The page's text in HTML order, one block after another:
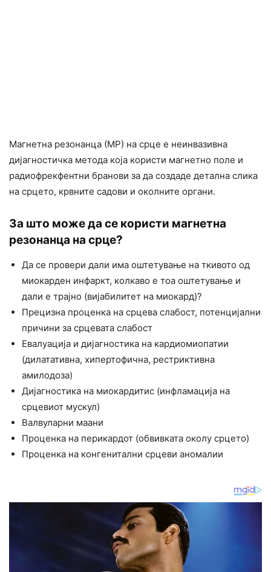
Магнетна резонанца (МР) на срце е неинвазивна
дијагностичка метода која користи магнетно поле и
радиофрекфентни бранови за да создаде детална слика
на срцето, крвните садови и околните органи.
За што може да се користи магнетна
резонанца на срце?
Да се провери дали има оштетување на ткивото од
миокарден инфаркт, колкаво е тоа оштетување и
дали е трајно (вијабилитет на миокард)?
Прецизна проценка на срцева слабост, потенцијални
причини за срцевата слабост
Евалуација и дијагностика на кардиомиопатии
(дилатативна, хипертофична, рестриктивна
амилодоза)
Дијагностика на миокардитис (инфламација на
срцевиот мускул)
Валвуларни маани
Проценка на перикардот (обвивката околу срцето)
Проценка на конгенитални срцеви аномалии